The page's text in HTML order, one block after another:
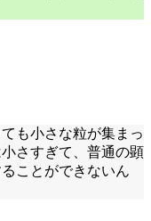
も小さな粒が集まっ
さすぎて、普通の顕
ことができないん